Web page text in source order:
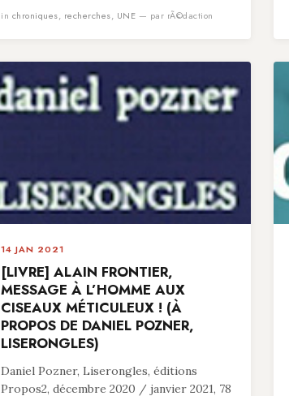
in chroniques, recherches, UNE — par rÃ©daction
14 JAN 2021
[LIVRE] ALAIN FRONTIER,
MESSAGE À L’HOMME AUX
CISEAUX MÉTICULEUX ! (À
PROPOS DE DANIEL POZNER,
LISERONGLES)
Daniel Pozner, Liserongles, éditions
Propos2, décembre 2020 / janvier 2021, 78